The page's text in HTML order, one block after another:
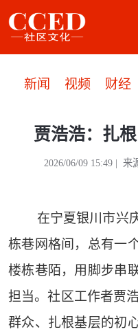
新闻 视频 财经
贾浩浩：扎
2026/06/09 15:49 |
在宁夏银川市兴
栋巷网格间，总有一
楼栋巷陌，用脚步串
担当。社区工作者贾
群众、扎根基层的初